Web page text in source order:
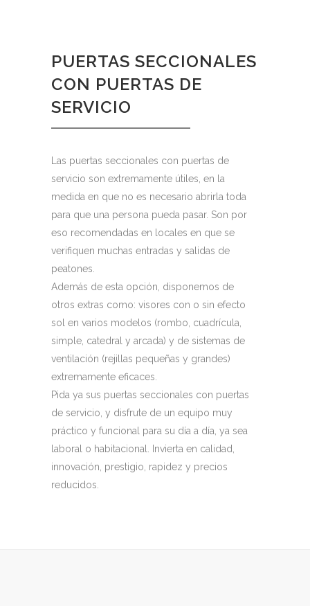
PUERTAS SECCIONALES
CON PUERTAS DE
SERVICIO
Las puertas seccionales con puertas de
servicio son extremamente útiles, en la
medida en que no es necesario abrirla toda
para que una persona pueda pasar. Son por
eso recomendadas en locales en que se
verifiquen muchas entradas y salidas de
peatones.
Además de esta opción, disponemos de
otros extras como: visores con o sin efecto
sol en varios modelos (rombo, cuadrícula,
simple, catedral y arcada) y de sistemas de
ventilación (rejillas pequeñas y grandes)
extremamente eficaces.
Pida ya sus puertas seccionales con puertas
de servicio, y disfrute de un equipo muy
práctico y funcional para su día a día, ya sea
laboral o habitacional. Invierta en calidad,
innovación, prestigio, rapidez y precios
reducidos.